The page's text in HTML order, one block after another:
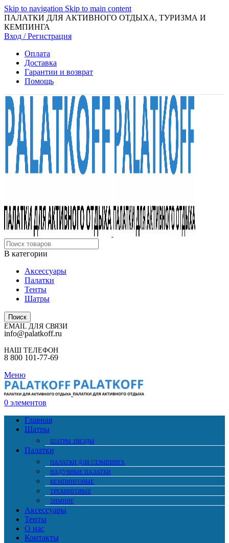
Skip to navigation Skip to main content
ПАЛАТКИ ДЛЯ АКТИВНОГО ОТДЫХА, ТУРИЗМА И
КЕМПИНГА
Вход / Регистрация
Оплата
Доставка
Гарантии и возврат
Помощь
В категории
Аксессуары
Палатки
Тенты
Шатры
Поиск
EMAIL ДЛЯ СВЯЗИ
info@palatkoff.ru
НАШ ТЕЛЕФОН
8 800 101-77-69
Меню
0 элементов
Главная
Шатры
ШАТРЫ ЗВЕЗДЫ
Палатки
ПАЛАТКИ ДЛЯ ГЛЭМПИНГА
НАДУВНЫЕ ПАЛАТКИ
КЕМПИНГОВЫЕ
ТРЕКИНГОВЫЕ
ЗИМНИЕ
Аксессуары
Тенты
О нас
Контакты